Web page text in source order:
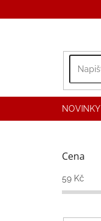
NOVINKY
Cena
59 Kč